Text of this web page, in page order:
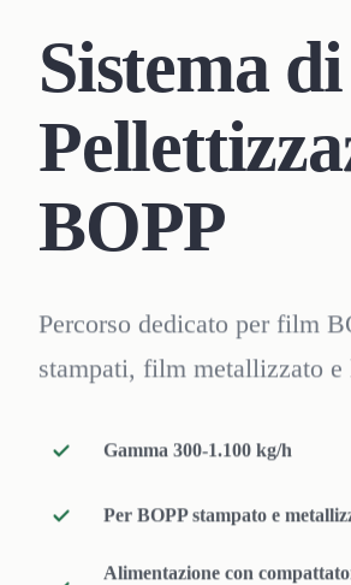
Sistema di
BOPP
Percorso dedicato per film
stampati, film metallizzato e
Gamma 300-1.100 kg/h
Per BOPP stampato e
Alimentazione con